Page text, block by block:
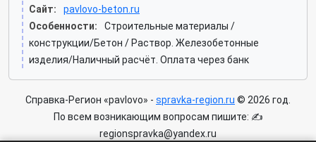
Сайт:
pavlovo-beton.ru
Особенности:
Строительные материалы /
конструкции/Бетон / Раствор. Железобетонные
изделия/Наличный расчёт. Оплата через банк
Справка-Регион «pavlovo» - spravka-region.ru © 2026 год.
По всем возникающим вопросам пишите: ✍
regionspravka@yandex.ru